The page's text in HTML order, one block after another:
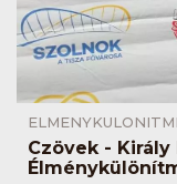
Czövek -